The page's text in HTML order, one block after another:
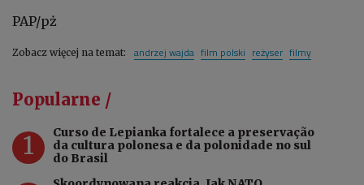
PAP/pż
Zobacz więcej na temat: andrzej wajda film polski reżyser filmy
Popularne /
1
Curso de Lepianka fortalece a preservação
da cultura polonesa e da polonidade no sul
do Brasil